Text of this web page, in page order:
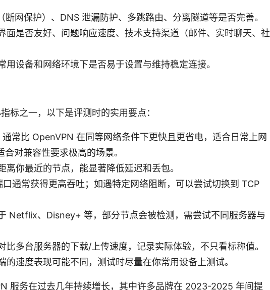
网保护）、DNS 泄漏防护、多跳路由、分离隧道等是否完善。
面是否友好、问题响应速度、技术支持渠道（邮件、实时聊天、社
用设备和网络环境下是否易于设置与维持稳定连接。
标之一，以下是评测时的实用要点：
通常比 OpenVPN 在同等网络条件下更快且更省电，适合日常上网
对兼容性要求极高的场景。
离你最近的节点，能显著降低延迟和丢包。
通常获得更高吞吐；如遇特定网络阻断，可以尝试切换到 TCP
Netflix、Disney+ 等，部分节点会被检测，需尝试不同服务器与
比多台服务器的下载/上传速度，记录实际体验，不只看标称值。
的速度表现可能不同，测试时尽量在你常用设备上测试。
服务在过去几年持续增长，其中许多品牌在 2023-2025 年间提